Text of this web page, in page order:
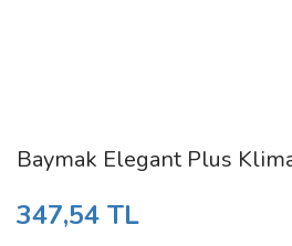
Baymak Elegant Plus
347,54 TL